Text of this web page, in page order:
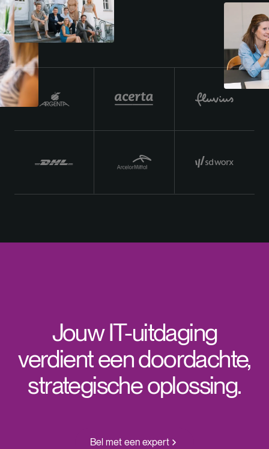
Jouw IT-uitdaging
verdient een doordachte,
strategische oplossing.
Bel met een expert